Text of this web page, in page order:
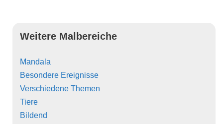
Weitere Malbereiche
Mandala
Besondere Ereignisse
Verschiedene Themen
Tiere
Bildend